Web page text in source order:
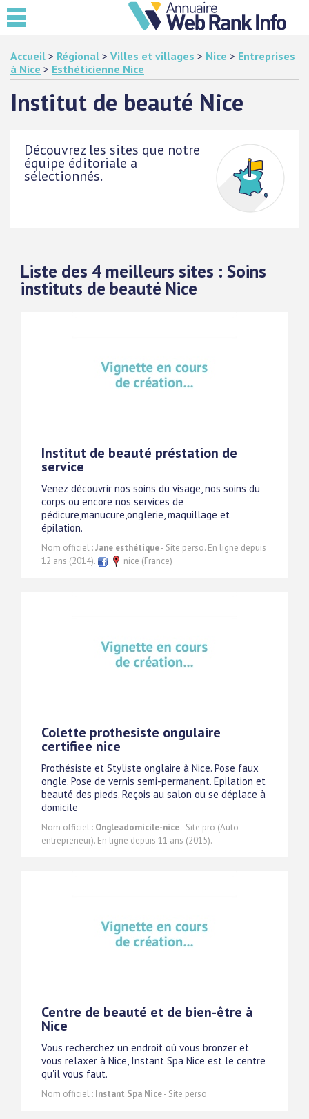
Accueil > Régional > Villes et villages > Nice > Entreprises
à Nice > Esthéticienne Nice
Institut de beauté Nice
Découvrez les sites que notre
équipe éditoriale a
sélectionnés.
Liste des 4 meilleurs sites : Soins
instituts de beauté Nice
Institut de beauté préstation de
service
Venez découvrir nos soins du visage, nos soins du
corps ou encore nos services de
pédicure,manucure,onglerie, maquillage et
épilation.
Nom officiel :Jane esthétique- Site perso. En ligne depuis
12 ans (2014).
nice (France)
Colette prothesiste ongulaire
certifiee nice
Prothésiste et Styliste onglaire à Nice. Pose faux
ongle. Pose de vernis semi-permanent. Epilation et
beauté des pieds. Reçois au salon ou se déplace à
domicile
Nom officiel : Ongleadomicile-nice- Site pro (Auto-
entrepreneur). En ligne depuis 11 ans (2015).
Centre de beauté et de bien-être à
Nice
Vous recherchez un endroit où vous bronzer et
vous relaxer à Nice, Instant Spa Nice est le centre
qu'il vous faut.
Nom officiel : Instant Spa Nice- Site perso